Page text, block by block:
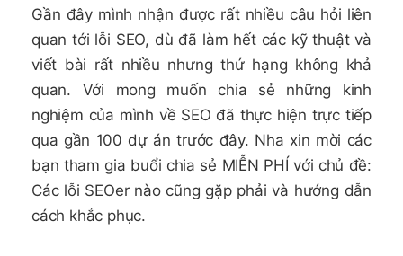
Gần đây mình nhận được rất nhiều câu hỏi liên
quan tới lỗi SEO, dù đã làm hết các kỹ thuật và
viết bài rất nhiều nhưng thứ hạng không khả
quan. Với mong muốn chia sẻ những kinh
nghiệm của mình về SEO đã thực hiện trực tiếp
qua gần 100 dự án trước đây. Nha xin mời các
bạn tham gia buổi chia sẻ MIỄN PHÍ với chủ đề:
Các lỗi SEOer nào cũng gặp phải và hướng dẫn
cách khắc phục.